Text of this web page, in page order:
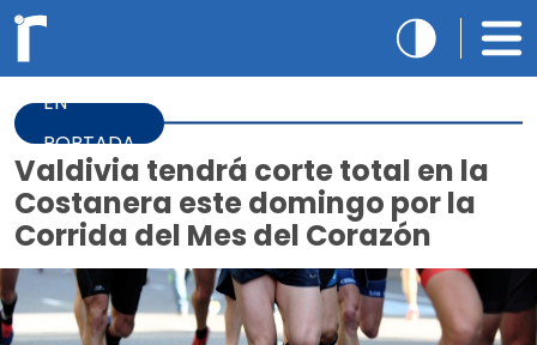
EN
PORTADA
Valdivia tendrá corte total en la
Costanera este domingo por la
Corrida del Mes del Corazón